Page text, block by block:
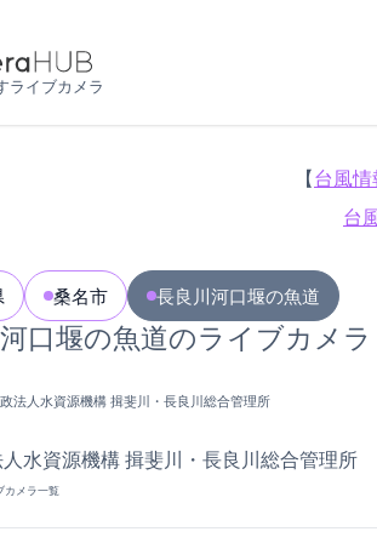
ライブカメラ
【台風情
台
桑名市 長良川河口堰の魚道
口堰の魚道のライブカメラ
法人水資源機構 揖斐川・長良川総合管理所
水資源機構 揖斐川・長良川総合管理所
カメラ一覧